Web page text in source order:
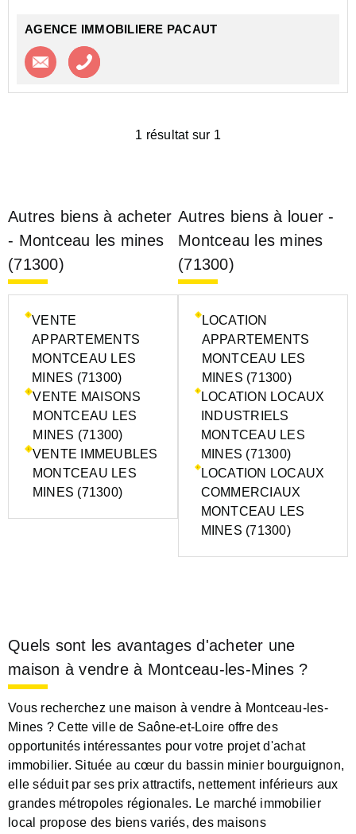
AGENCE IMMOBILIERE PACAUT
Contacter l'agence
1 résultat sur 1
Autres biens à acheter
- Montceau les mines
(71300)
VENTE
APPARTEMENTS
MONTCEAU LES
MINES (71300)
VENTE MAISONS
MONTCEAU LES
MINES (71300)
VENTE IMMEUBLES
MONTCEAU LES
MINES (71300)
Autres biens à louer -
Montceau les mines
(71300)
LOCATION
APPARTEMENTS
MONTCEAU LES
MINES (71300)
LOCATION LOCAUX
INDUSTRIELS
MONTCEAU LES
MINES (71300)
LOCATION LOCAUX
COMMERCIAUX
MONTCEAU LES
MINES (71300)
Quels sont les avantages d'acheter une
maison à vendre à Montceau-les-Mines ?
Vous recherchez une maison à vendre à Montceau-les-
Mines ? Cette ville de Saône-et-Loire offre des
opportunités intéressantes pour votre projet d'achat
immobilier. Située au cœur du bassin minier bourguignon,
elle séduit par ses prix attractifs, nettement inférieurs aux
grandes métropoles régionales. Le marché immobilier
local propose des biens variés, des maisons